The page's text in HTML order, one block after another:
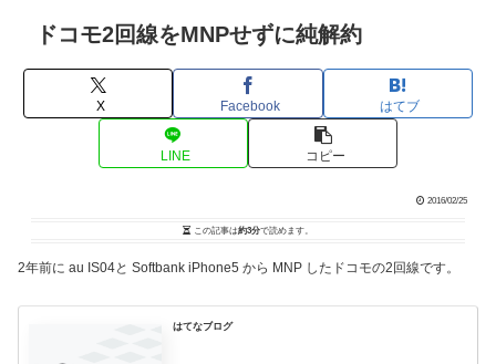
ドコモ2回線をMNPせずに純解約
X Facebook はてブ
LINE コピー
2016/02/25
この記事は約3分で読めます。
2年前に au IS04と Softbank iPhone5 から MNP したドコモの2回線です。
はてなブログ